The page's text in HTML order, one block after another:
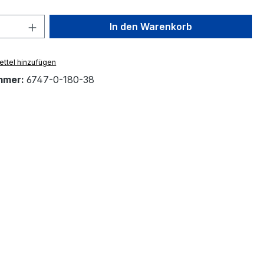
Anzahl: Gib den gewünschten Wert
In den Warenkorb
hinzufügen
6747-0-180-38